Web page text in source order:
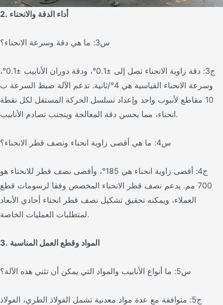
2. أداء الدقة والانحناء
س3: ما هي دقة وسرعة الانحناء؟
ج3: دقة زاوية الانحناء تصل إلى ±0.1°، ودقة دوران الأنابيب ±0.1°،
وسرعة الانحناء القياسية هي 4°/ثانية. تدعم الآلة ضبط السرعة ب
10 مقاطع لأنبوب واحد وإعداد تسلسل الحركة المستقل لكل نقطة
انحناء، مما يحسن دقة المعالجة ويتجنب تصادم الأنابيب.
س4: ما هي أقصى زاوية انحناء ونصف قطر الانحناء؟
ج4: أقصى زاوية انحناء هي 185°، وأقصى نصف قطر للانحناء هو
700 مم. يدعم نصف قطر الانحناء المخصص وفقا لرسومات قطع
العملاء، ويمكنه تحقيق تشكيل نصف قطر انحناء أحادي الأبعاد
لمتطلبات العمليات الخاصة.
3. المواد وقطع العمل المناسبة
س5: ما أنواع الأنابيب والمواد التي يمكن أن تثني هذه الآلة؟
ج5: متوافقة مع عدة مواد معدنية تشمل الفولاذ الطري، الفولاذ